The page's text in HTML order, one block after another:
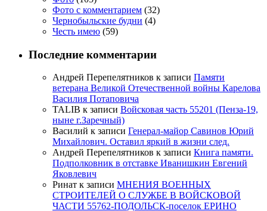
Фото с комментарием (32)
Чернобыльские будни (4)
Честь имею (59)
Последние комментарии
Андрей Перепелятников к записи Памяти
ветерана Великой Отечественной войны Карелова
Василия Потаповича
TALIB к записи Войсковая часть 55201 (Пенза-19,
ныне г.Заречный)
Василий к записи Генерал-майор Савинов Юрий
Михайлович. Оставил яркий в жизни след.
Андрей Перепелятников к записи Книга памяти.
Подполковник в отставке Иванишкин Евгений
Яковлевич
Ринат к записи МНЕНИЯ ВОЕННЫХ
СТРОИТЕЛЕЙ О СЛУЖБЕ В ВОЙСКОВОЙ
ЧАСТИ 55762-ПОДОЛЬСК-поселок ЕРИНО